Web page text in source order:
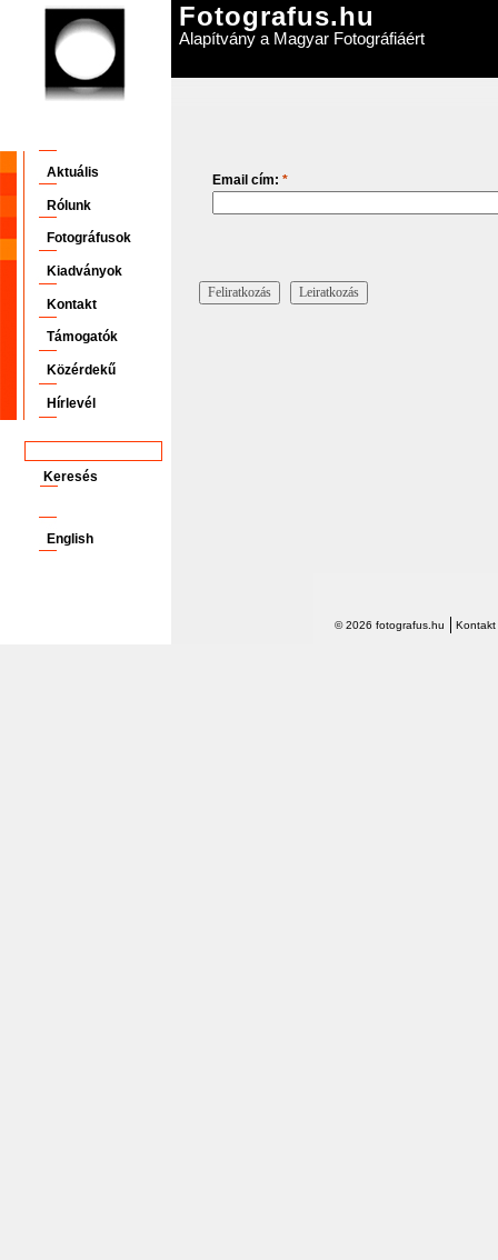
Fotografus.hu
Alapítvány a Magyar Fotográfiáért
Aktuális
Rólunk
Fotográfusok
Kiadványok
Kontakt
Támogatók
Közérdekű
Hírlevél
English
Email cím: *
© 2026 fotografus.hu Kontakt